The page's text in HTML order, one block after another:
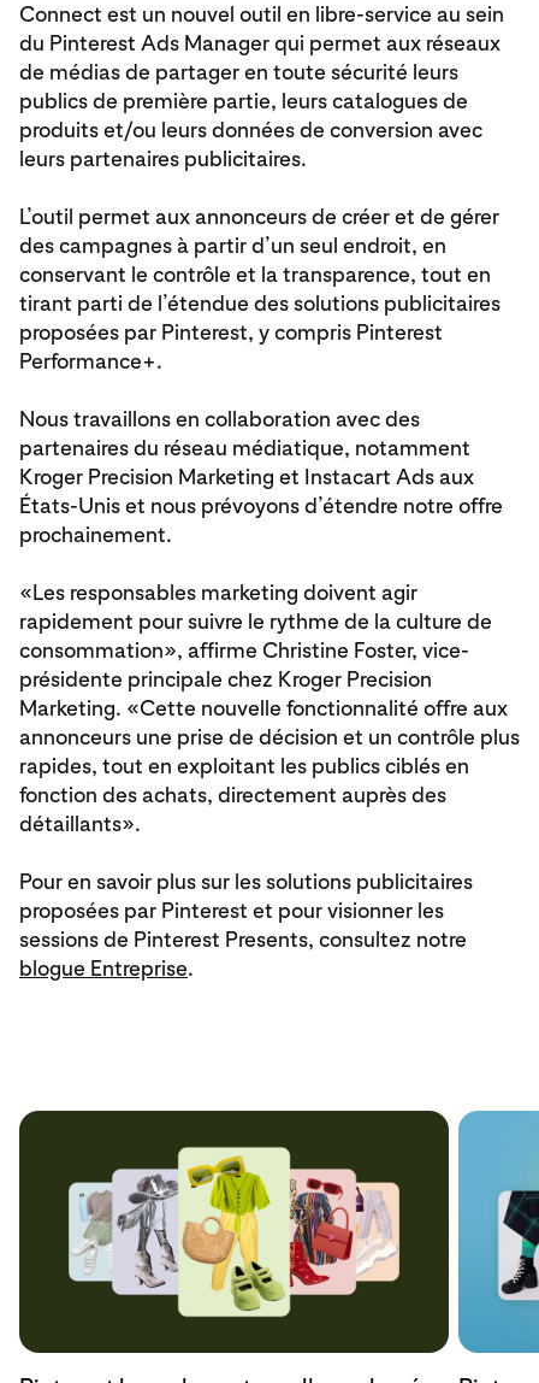
Connect est un nouvel outil en libre-service au sein
du Pinterest Ads Manager qui permet aux réseaux
de médias de partager en toute sécurité leurs
publics de première partie, leurs catalogues de
produits et/ou leurs données de conversion avec
leurs partenaires publicitaires.
L’outil permet aux annonceurs de créer et de gérer
des campagnes à partir d’un seul endroit, en
conservant le contrôle et la transparence, tout en
tirant parti de l’étendue des solutions publicitaires
proposées par Pinterest, y compris Pinterest
Performance+.
Nous travaillons en collaboration avec des
partenaires du réseau médiatique, notamment
Kroger Precision Marketing et Instacart Ads aux
États-Unis et nous prévoyons d’étendre notre offre
prochainement.
«Les responsables marketing doivent agir
rapidement pour suivre le rythme de la culture de
consommation», affirme Christine Foster, vice-
présidente principale chez Kroger Precision
Marketing. «Cette nouvelle fonctionnalité offre aux
annonceurs une prise de décision et un contrôle plus
rapides, tout en exploitant les publics ciblés en
fonction des achats, directement auprès des
détaillants».
Pour en savoir plus sur les solutions publicitaires
proposées par Pinterest et pour visionner les
sessions de Pinterest Presents, consultez notre
blogue Entreprise.